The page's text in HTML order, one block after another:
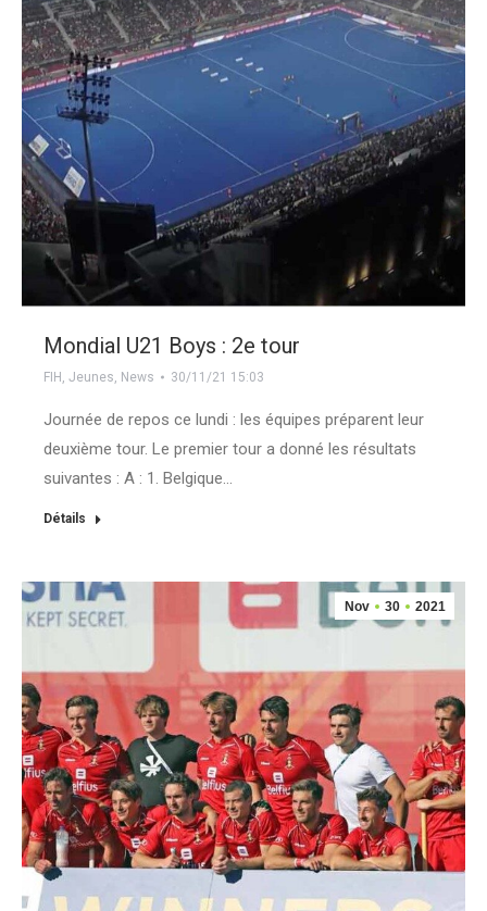
Mondial U21 Boys : 2e tour
FIH , Jeunes, News 30/11/21 15:03
Journée de repos ce lundi : les équipes préparent leur
deuxième tour. Le premier tour a donné les résultats
suivantes : A : 1. Belgique…
Détails
Nov 30 2021